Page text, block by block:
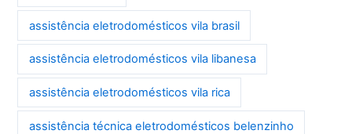
assistência eletrodomésticos vila brasil
assistência eletrodomésticos vila libanesa
assistência eletrodomésticos vila rica
assistência técnica eletrodomésticos belenzinho